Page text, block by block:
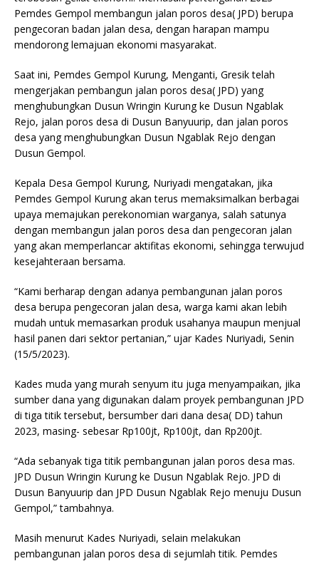
Pemdes Gempol membangun jalan poros desa( JPD) berupa
pengecoran badan jalan desa, dengan harapan mampu
mendorong lemajuan ekonomi masyarakat.
Saat ini, Pemdes Gempol Kurung, Menganti, Gresik telah
mengerjakan pembangun jalan poros desa( JPD) yang
menghubungkan Dusun Wringin Kurung ke Dusun Ngablak
Rejo, jalan poros desa di Dusun Banyuurip, dan jalan poros
desa yang menghubungkan Dusun Ngablak Rejo dengan
Dusun Gempol.
Kepala Desa Gempol Kurung, Nuriyadi mengatakan, jika
Pemdes Gempol Kurung akan terus memaksimalkan berbagai
upaya memajukan perekonomian warganya, salah satunya
dengan membangun jalan poros desa dan pengecoran jalan
yang akan memperlancar aktifitas ekonomi, sehingga terwujud
kesejahteraan bersama.
“Kami berharap dengan adanya pembangunan jalan poros
desa berupa pengecoran jalan desa, warga kami akan lebih
mudah untuk memasarkan produk usahanya maupun menjual
hasil panen dari sektor pertanian,” ujar Kades Nuriyadi, Senin
(15/5/2023).
Kades muda yang murah senyum itu juga menyampaikan, jika
sumber dana yang digunakan dalam proyek pembangunan JPD
di tiga titik tersebut, bersumber dari dana desa( DD) tahun
2023, masing- sebesar Rp100jt, Rp100jt, dan Rp200jt.
“Ada sebanyak tiga titik pembangunan jalan poros desa mas.
JPD Dusun Wringin Kurung ke Dusun Ngablak Rejo. JPD di
Dusun Banyuurip dan JPD Dusun Ngablak Rejo menuju Dusun
Gempol,” tambahnya.
Masih menurut Kades Nuriyadi, selain melakukan
pembangunan jalan poros desa di sejumlah titik. Pemdes